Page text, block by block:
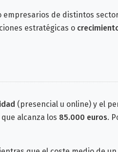
empresarios de distintos
estratégicas o
(presencial u online) y el
alcanza los 85.000 euros.